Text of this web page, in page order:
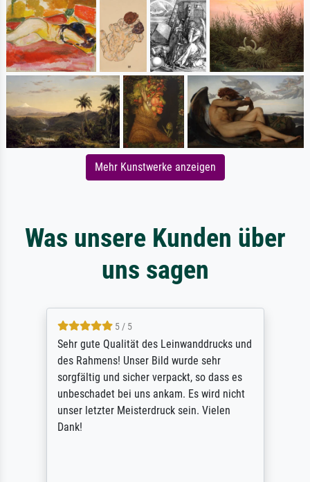
Mehr Kunstwerke anzeigen
Was unsere Kunden über
uns sagen
5 / 5
Sehr gute Qualität des Leinwanddrucks und
des Rahmens! Unser Bild wurde sehr
sorgfältig und sicher verpackt, so dass es
unbeschadet bei uns ankam. Es wird nicht
unser letzter Meisterdruck sein. Vielen
Dank!